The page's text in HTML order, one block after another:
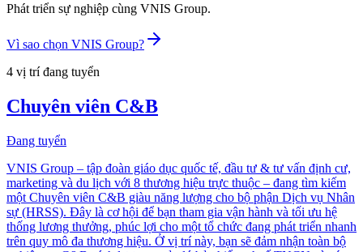
Phát triển sự nghiệp cùng VNIS Group.
Vì sao chọn VNIS Group?
4 vị trí đang tuyển
Chuyên viên C&B
Đang tuyển
VNIS Group – tập đoàn giáo dục quốc tế, đầu tư & tư vấn định cư,
marketing và du lịch với 8 thương hiệu trực thuộc – đang tìm kiếm
một Chuyên viên C&B giàu năng lượng cho bộ phận Dịch vụ Nhân
sự (HRSS). Đây là cơ hội để bạn tham gia vận hành và tối ưu hệ
thống lương thưởng, phúc lợi cho một tổ chức đang phát triển nhanh
trên quy mô đa thương hiệu. Ở vị trí này, bạn sẽ đảm nhận toàn bộ